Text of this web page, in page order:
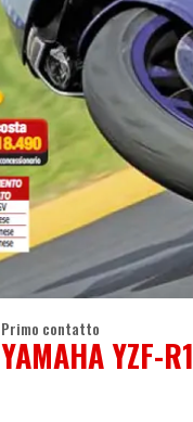
Primo contatto
YAMAHA YZF-R1